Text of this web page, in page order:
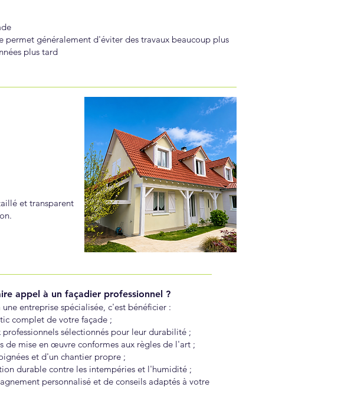
permet généralement d'éviter des travaux beaucoup plus
plus tard
et transparent
appel à un façadier professionnel ?
entreprise spécialisée, c'est bénéficier :
complet de votre façade ;
sélectionnés pour leur durabilité ;
de mise en œuvre conformes aux règles de l'art ;
et d'un chantier propre ;
durable contre les intempéries et l'humidité ;
personnalisé et de conseils adaptés à votre